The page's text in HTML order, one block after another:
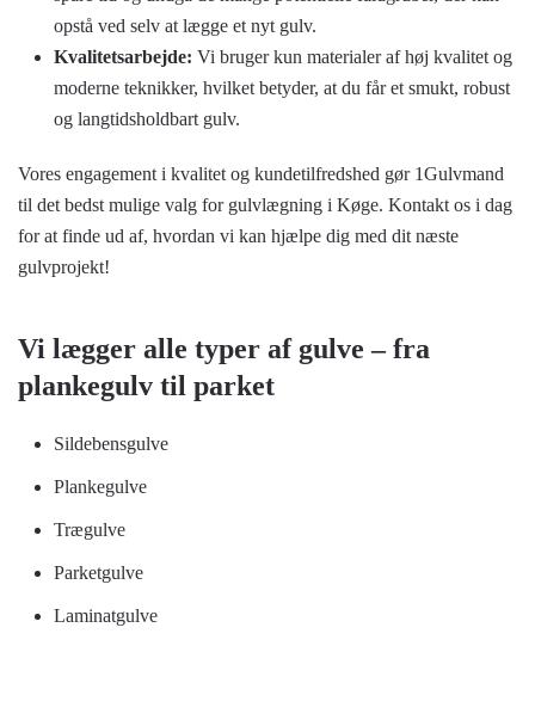
opstå ved selv at lægge et nyt gulv.
Kvalitetsarbejde: Vi bruger kun materialer af høj kvalitet og
moderne teknikker, hvilket betyder, at du får et smukt, robust
og langtidsholdbart gulv.
Vores engagement i kvalitet og kundetilfredshed gør 1Gulvmand
til det bedst mulige valg for gulvlægning i Køge. Kontakt os i dag
for at finde ud af, hvordan vi kan hjælpe dig med dit næste
gulvprojekt!
Vi lægger alle typer af gulve – fra
plankegulv til parket
Sildebensgulve
Plankegulve
Trægulve
Parketgulve
Laminatgulve